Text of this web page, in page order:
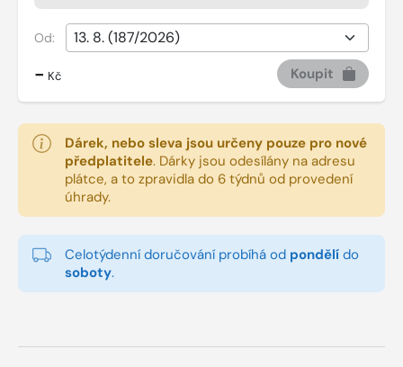
Od:
- Kč Koupit
Dárek, nebo sleva jsou určeny pouze pro nové
předplatitele. Dárky jsou odesílány na adresu
plátce, a to zpravidla do 6 týdnů od provedení
úhrady.
Celotýdenní doručování probíhá od pondělí do
soboty.